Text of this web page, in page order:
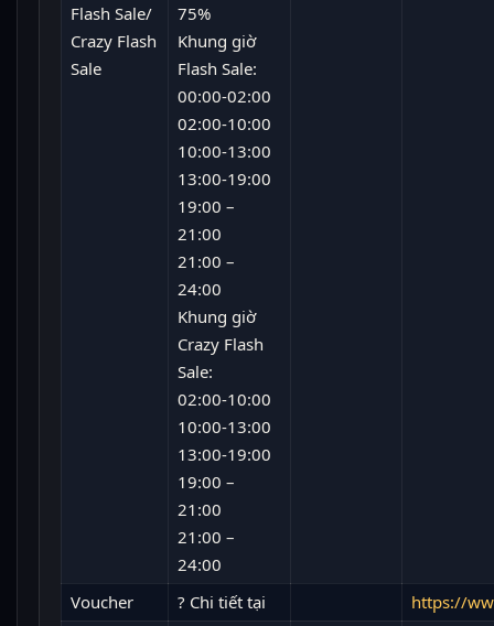
Flash Sale/
Crazy Flash
Sale
75%
Khung giờ
Flash Sale:
00:00-02:00
02:00-10:00
10:00-13:00
13:00-19:00
19:00 –
21:00
21:00 –
24:00
Khung giờ
Crazy Flash
Sale:
02:00-10:00
10:00-13:00
13:00-19:00
19:00 –
21:00
21:00 –
24:00
Voucher ? Chi tiết tại
https://